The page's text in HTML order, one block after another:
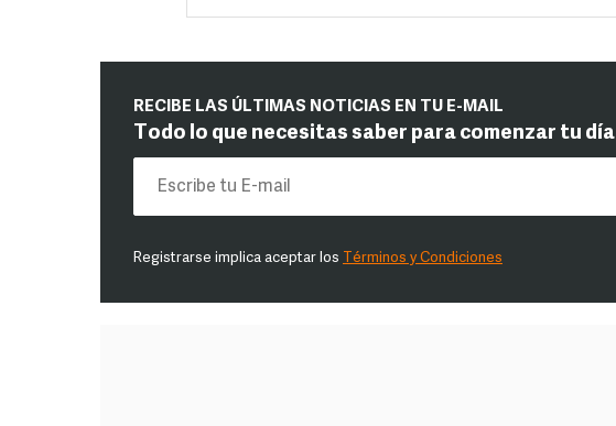
RECIBE LAS ÚLTIMAS NOTICIAS EN TU E-MAIL
Todo lo que necesitas saber para comenzar tu día
Registrarse implica aceptar los Términos y Condiciones